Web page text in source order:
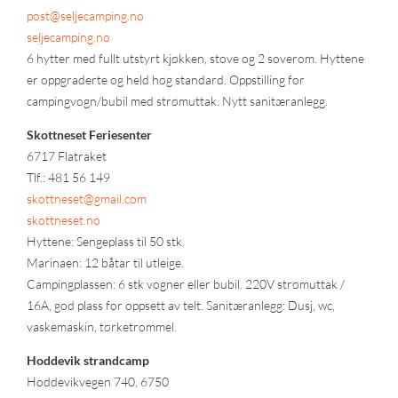
post@seljecamping.no
seljecamping.no
6 hytter med fullt utstyrt kjøkken, stove og 2 soverom. Hyttene
er oppgraderte og held høg standard. Oppstilling for
campingvogn/bubil med strømuttak. Nytt sanitæranlegg.
Skottneset Feriesenter
6717 Flatraket
Tlf.: 481 56 149
skottneset@gmail.com
skottneset.no
Hyttene: Sengeplass til 50 stk.
Marinaen: 12 båtar til utleige.
Campingplassen: 6 stk vogner eller bubil. 220V strømuttak /
16A, god plass for oppsett av telt. Sanitæranlegg: Dusj, wc,
vaskemaskin, tørketrommel.
Hoddevik strandcamp
Hoddevikvegen 740, 6750